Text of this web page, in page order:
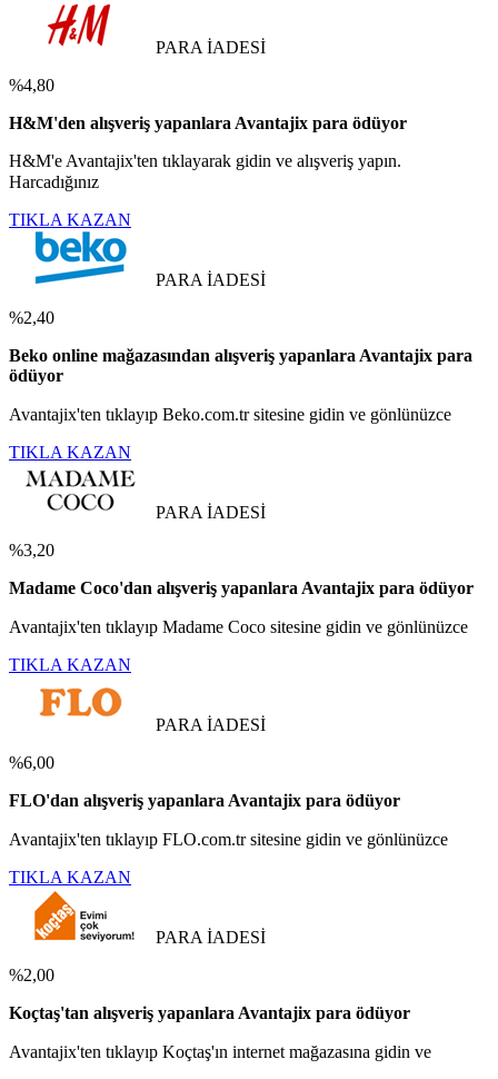
PARA İADESİ
%4,80
H&M'den alışveriş yapanlara Avantajix para ödüyor
H&M'e Avantajix'ten tıklayarak gidin ve alışveriş yapın.
Harcadığınız
TIKLA KAZAN
PARA İADESİ
%2,40
Beko online mağazasından alışveriş yapanlara Avantajix para
ödüyor
Avantajix'ten tıklayıp Beko.com.tr sitesine gidin ve gönlünüzce
TIKLA KAZAN
PARA İADESİ
%3,20
Madame Coco'dan alışveriş yapanlara Avantajix para ödüyor
Avantajix'ten tıklayıp Madame Coco sitesine gidin ve gönlünüzce
TIKLA KAZAN
PARA İADESİ
%6,00
FLO'dan alışveriş yapanlara Avantajix para ödüyor
Avantajix'ten tıklayıp FLO.com.tr sitesine gidin ve gönlünüzce
TIKLA KAZAN
PARA İADESİ
%2,00
Koçtaş'tan alışveriş yapanlara Avantajix para ödüyor
Avantajix'ten tıklayıp Koçtaş'ın internet mağazasına gidin ve